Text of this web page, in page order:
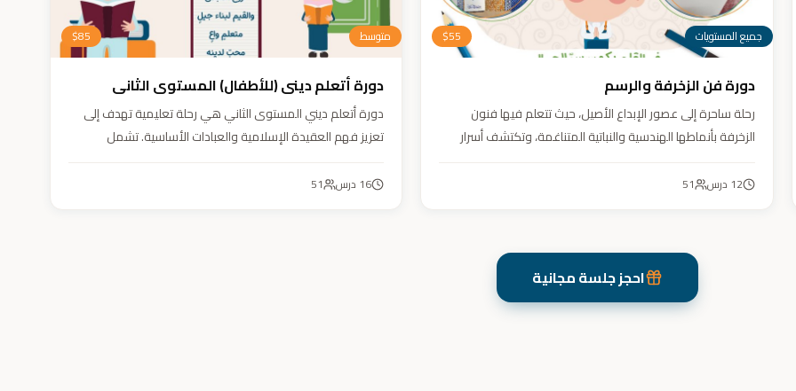
جميع المستويات $55
دورة فن الزخرفة والرسم
رحلة ساحرة إلى عصور الإبداع الأصيل، حيث تتعلم فيها فنون
الزخرفة بأنماطها الهندسية والنباتية المتناغمة، وتكتشف أسرار
تصميم زخارف تأسر الأنظار برقيّها وتوازنها، لتبدع أعمالًا فنية
12 درس 51
متوسط $85
دورة أتعلم ديني (للأطفال) المستوى الثاني
دورة أتعلم ديني المستوى الثاني هي رحلة تعليمية تهدف إلى
تعزيز فهم العقيدة الإسلامية والعبادات الأساسية. تشمل
زرع القيم والمبادئ وتربية أبنائنا تربية إيمانية وأخلاقية وعلمية
16 درس 51
احجز جلسة مجانية